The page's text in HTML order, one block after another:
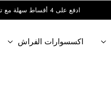
ادفع على 4 أقساط سهلة مع تابي. بدون فوائد أو رسوم.
اكسسوارات الفراش